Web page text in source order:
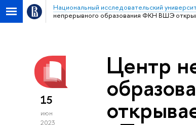
Национальный исследовательский
непрерывного образования ФКН ВШЭ
15
июн
2023
Центр